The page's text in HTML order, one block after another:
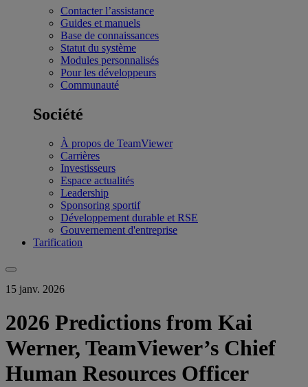
Contacter l’assistance
Guides et manuels
Base de connaissances
Statut du système
Modules personnalisés
Pour les développeurs
Communauté
Société
À propos de TeamViewer
Carrières
Investisseurs
Espace actualités
Leadership
Sponsoring sportif
Développement durable et RSE
Gouvernement d'entreprise
Tarification
15 janv. 2026
2026 Predictions from Kai
Werner, TeamViewer’s Chief
Human Resources Officer